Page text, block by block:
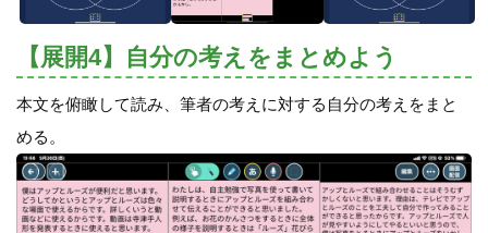
【展開4】自分の考えをまとめよう
本文を俯瞰して読み、筆者の考えに対する自分の考えをまと
める。